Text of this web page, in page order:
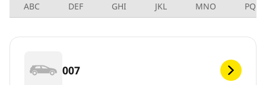
ABC DEF GHI JKL MNO PQRS
007